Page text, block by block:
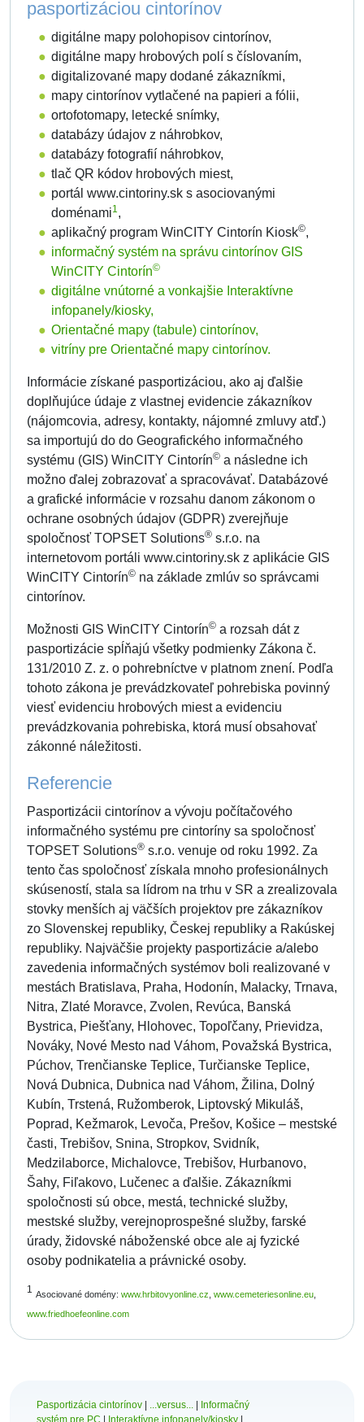
pasportizáciou cintorínov
digitálne mapy polohopisov cintorínov,
digitálne mapy hrobových polí s číslovaním,
digitalizované mapy dodané zákazníkmi,
mapy cintorínov vytlačené na papieri a fólii,
ortofotomapy, letecké snímky,
databázy údajov z náhrobkov,
databázy fotografií náhrobkov,
tlač QR kódov hrobových miest,
portál www.cintoriny.sk s asociovanými
doménami1,
aplikačný program WinCITY Cintorín Kiosk©,
informačný systém na správu cintorínov GIS
WinCITY Cintorín©
digitálne vnútorné a vonkajšie Interaktívne
infopanely/kiosky,
Orientačné mapy (tabule) cintorínov,
vitríny pre Orientačné mapy cintorínov.
Informácie získané pasportizáciou, ako aj ďalšie
doplňujúce údaje z vlastnej evidencie zákazníkov
(nájomcovia, adresy, kontakty, nájomné zmluvy atď.)
sa importujú do do Geografického informačného
systému (GIS) WinCITY Cintorín© a následne ich
možno ďalej zobrazovať a spracovávať. Databázové
a grafické informácie v rozsahu danom zákonom o
ochrane osobných údajov (GDPR) zverejňuje
spoločnosť TOPSET Solutions® s.r.o. na
internetovom portáli www.cintoriny.sk z aplikácie GIS
WinCITY Cintorín© na základe zmlúv so správcami
cintorínov.
Možnosti GIS WinCITY Cintorín© a rozsah dát z
pasportizácie spĺňajú všetky podmienky Zákona č.
131/2010 Z. z. o pohrebníctve v platnom znení. Podľa
tohoto zákona je prevádzkovateľ pohrebiska povinný
viesť evidenciu hrobových miest a evidenciu
prevádzkovania pohrebiska, ktorá musí obsahovať
zákonné náležitosti.
Referencie
Pasportizácii cintorínov a vývoju počítačového
informačného systému pre cintoríny sa spoločnosť
TOPSET Solutions® s.r.o. venuje od roku 1992. Za
tento čas spoločnosť získala mnoho profesionálnych
skúseností, stala sa lídrom na trhu v SR a zrealizovala
stovky menších aj väčších projektov pre zákazníkov
zo Slovenskej republiky, Českej republiky a Rakúskej
republiky. Najväčšie projekty pasportizácie a/alebo
zavedenia informačných systémov boli realizované v
mestách Bratislava, Praha, Hodonín, Malacky, Trnava,
Nitra, Zlaté Moravce, Zvolen, Revúca, Banská
Bystrica, Piešťany, Hlohovec, Topoľčany, Prievidza,
Nováky, Nové Mesto nad Váhom, Považská Bystrica,
Púchov, Trenčianske Teplice, Turčianske Teplice,
Nová Dubnica, Dubnica nad Váhom, Žilina, Dolný
Kubín, Trstená, Ružomberok, Liptovský Mikuláš,
Poprad, Kežmarok, Levoča, Prešov, Košice – mestské
časti, Trebišov, Snina, Stropkov, Svidník,
Medzilaborce, Michalovce, Trebišov, Hurbanovo,
Šahy, Fiľakovo, Lučenec a ďalšie. Zákazníkmi
spoločnosti sú obce, mestá, technické služby,
mestské služby, verejnoprospešné služby, farské
úrady, židovské náboženské obce ale aj fyzické
osoby podnikatelia a právnické osoby.
1 Asociované domény: www.hrbitovyonline.cz www.cemeteriesonline.eu
www.friedhoefeonline.com
Pasportizácia cintorínov ...versus...
Informačný
systém pre PC
Interaktívne infopanely/kiosky